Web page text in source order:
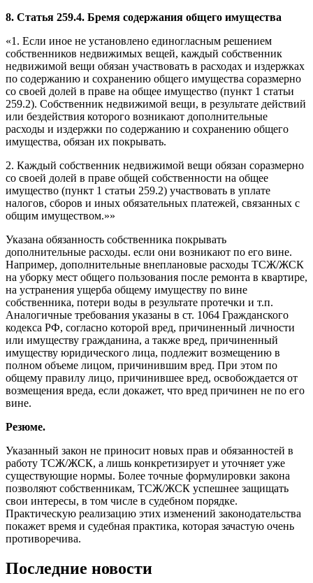
8. Статья 259.4. Бремя содержания общего имущества
«1. Если иное не установлено единогласным решением
собственников недвижимых вещей, каждый собственник
недвижимой вещи обязан участвовать в расходах и издержках
по содержанию и сохранению общего имущества соразмерно
со своей долей в праве на общее имущество (пункт 1 статьи
259.2). Собственник недвижимой вещи, в результате действий
или бездействия которого возникают дополнительные
расходы и издержки по содержанию и сохранению общего
имущества, обязан их покрывать.
2. Каждый собственник недвижимой вещи обязан соразмерно
со своей долей в праве общей собственности на общее
имущество (пункт 1 статьи 259.2) участвовать в уплате
налогов, сборов и иных обязательных платежей, связанных с
общим имуществом.»»
Указана обязанность собственника покрывать
дополнительные расходы. если они возникают по его вине.
Например, дополнительные внеплановые расходы ТСЖ/ЖСК
на уборку мест общего пользования после ремонта в квартире,
на устранения ущерба общему имуществу по вине
собственника, потери воды в результате протечки и т.п.
Аналогичные требования указаны в ст. 1064 Гражданского
кодекса РФ, согласно которой вред, причиненный личности
или имуществу гражданина, а также вред, причиненный
имуществу юридического лица, подлежит возмещению в
полном объеме лицом, причинившим вред. При этом по
общему правилу лицо, причинившее вред, освобождается от
возмещения вреда, если докажет, что вред причинен не по его
вине.
Резюме.
Указанный закон не приносит новых прав и обязанностей в
работу ТСЖ/ЖСК, а лишь конкретизирует и уточняет уже
существующие нормы. Более точные формулировки закона
позволяют собственникам, ТСЖ/ЖСК успешнее защищать
свои интересы, в том числе в судебном порядке.
Практическую реализацию этих изменений законодательства
покажет время и судебная практика, которая зачастую очень
противоречива.
Последние новости